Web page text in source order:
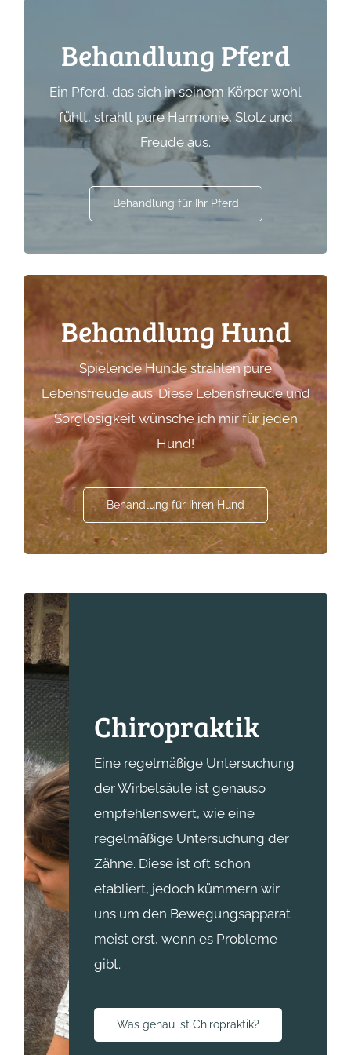
Behandlung Pferd
Ein Pferd, das sich in seinem Körper wohl
fühlt, strahlt pure Harmonie, Stolz und
Freude aus.
Behandlung für Ihr Pferd
Behandlung Hund
Spielende Hunde strahlen pure
Lebensfreude aus. Diese Lebensfreude und
Sorglosigkeit wünsche ich mir für jeden
Hund!
Behandlung für Ihren Hund
Chiropraktik
Eine regelmäßige Untersuchung
der Wirbelsäule ist genauso
empfehlenswert, wie eine
regelmäßige Untersuchung der
Zähne. Diese ist oft schon
etabliert, jedoch kümmern wir
uns um den Bewegungsapparat
meist erst, wenn es Probleme
gibt.
Was genau ist Chiropraktik?